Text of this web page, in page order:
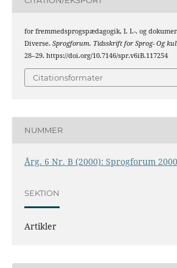
for fremmedsprogspædagogik, I. I.-. og
Diverse. Sprogforum. Tidsskrift for Sprog- Og
28–29. https://doi.org/10.7146/spr.v6iB.117254
Citationsformater
NUMMER
Årg. 6 Nr. B (2000): Sprogforum 2000
SEKTION
Artikler